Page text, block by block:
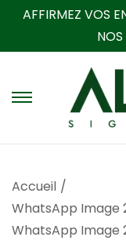
AFFIRMEZ VOS
Accueil /
WhatsApp Image
WhatsApp Image